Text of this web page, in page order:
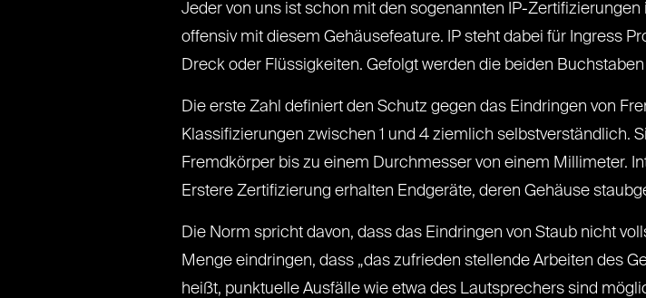
Jeder von uns ist schon mit den sogenannten IP-
offensiv mit diesem Gehäusefeature. IP steht dabei für Ingress
Dreck oder Flüssigkeiten. Gefolgt werden die beiden
Die erste Zahl definiert den Schutz gegen das Eindringen von
Klassifizierungen zwischen 1 und 4 ziemlich selbstverständlich.
Fremdkörper bis zu einem Durchmesser von einem Millimeter.
Erstere Zertifizierung erhalten Endgeräte, deren Gehäuse
Die Norm spricht davon, dass das Eindringen von Staub nicht
Menge eindringen, dass „das zufrieden stellende Arbeiten des
heißt, punktuelle Ausfälle wie etwa des Lautsprechers sind